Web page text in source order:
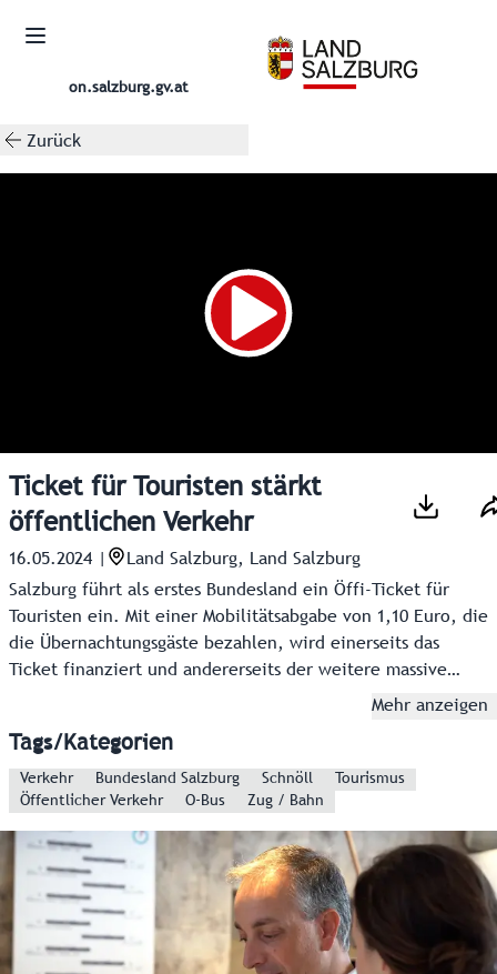
on.salzburg.gv.at
Zurück
Ticket für Touristen stärkt
öffentlichen Verkehr
16.05.2024
Land Salzburg, Land Salzburg
Salzburg führt als erstes Bundesland ein Öffi-Ticket für
Touristen ein. Mit einer Mobilitätsabgabe von 1,10 Euro, die
die Übernachtungsgäste bezahlen, wird einerseits das
Ticket finanziert und andererseits der weitere massive
Ausbau des öffentlichen Verkehrs. Salzburgs Gäste können
Mehr anzeigen
Tags/Kategorien
Verkehr Bundesland Salzburg Schnöll
Tourismus
Öffentlicher Verkehr
O-Bus Zug / Bahn